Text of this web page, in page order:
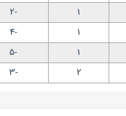
1
-2
1
-4
1
-5
2
-3